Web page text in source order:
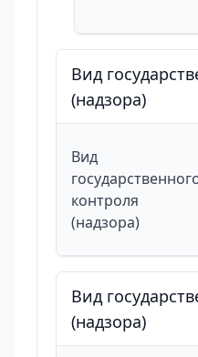
Вид
(надзора)
Вид
контроля
(надзора)
Вид
(надзора)